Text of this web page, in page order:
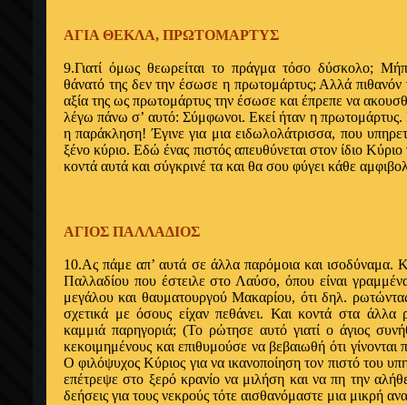
ΑΓΙΑ ΘΕΚΛΑ, ΠΡΩΤΟΜΑΡΤΥΣ
9.Γιατί όμως θεωρείται το πράγμα τόσο δύ­σκολο;
θάνατό της δεν την έσωσε η πρωτομάρτυς; Αλλά πιθανόν
αξία της ως πρωτομάρτυς την έσωσε και έπρεπε να
λέγω πάνω σ’ αυτό: Σύμφωνοι. Εκεί ήταν η πρωτομάρτυς.
η παράκληση! Έγινε για μια ειδωλολάτρισσα, που
ξένο κύριο. Εδώ ένας πιστός απευθύνεται στον ίδιο
κοντά αυτά και σύγκρινέ τα και θα σου φύγει κάθε
ΑΓΙΟΣ ΠΑΛΛΑΔΙΟΣ
10.Ας πάμε απ’ αυτά σε άλλα παρόμοια και ι­σοδύναμα.
Παλλαδίου που έστειλε στο Λαύσο, όπου είναι
μεγάλου και θαυματουργού Μακαρίου, ότι δηλ.
σχετικά με όσους εί­χαν πεθάνει. Και κοντά στα άλλα
καμμιά παρηγοριά; (Το ρώτησε αυτό γιατί ο άγιος
κεκοιμημένους και επιθυμούσε να βεβαιωθή ότι
Ο φιλόψυχος Κύριος για να ικανοποίηση τον πιστό του
επέτρεψε στο ξερό κρανίο να μιλήση και να πη την
δεήσεις για τους νεκρούς τότε αισθανόμαστε μια μικρή